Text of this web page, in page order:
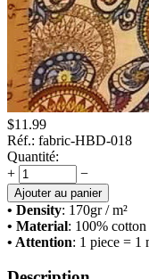
$11.99
Réf.: fabric-HBD-018
Quantité:
+
−
Ajouter au panier
• Density: 170gr / m²
• Material: 100% cotton
• Attention: 1 piece = 1